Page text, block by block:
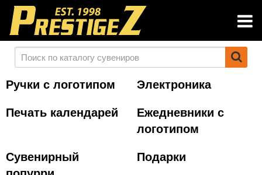
Ручки с логотипом
Электроника
Печать календарей
Ежедневники с
логотипом
Сувенирный
Подарки